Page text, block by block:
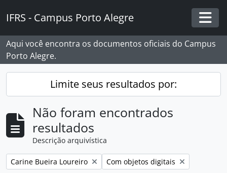
IFRS - Campus Porto Alegre
Aqui você encontra os documentos oficiais do Campus
Porto Alegre.
Limite seus resultados por:
Não foram encontrados
resultados
Descrição arquivística
Remover filtro:
Carine Bueira Loureiro Remover filtro:
Com objetos digitais